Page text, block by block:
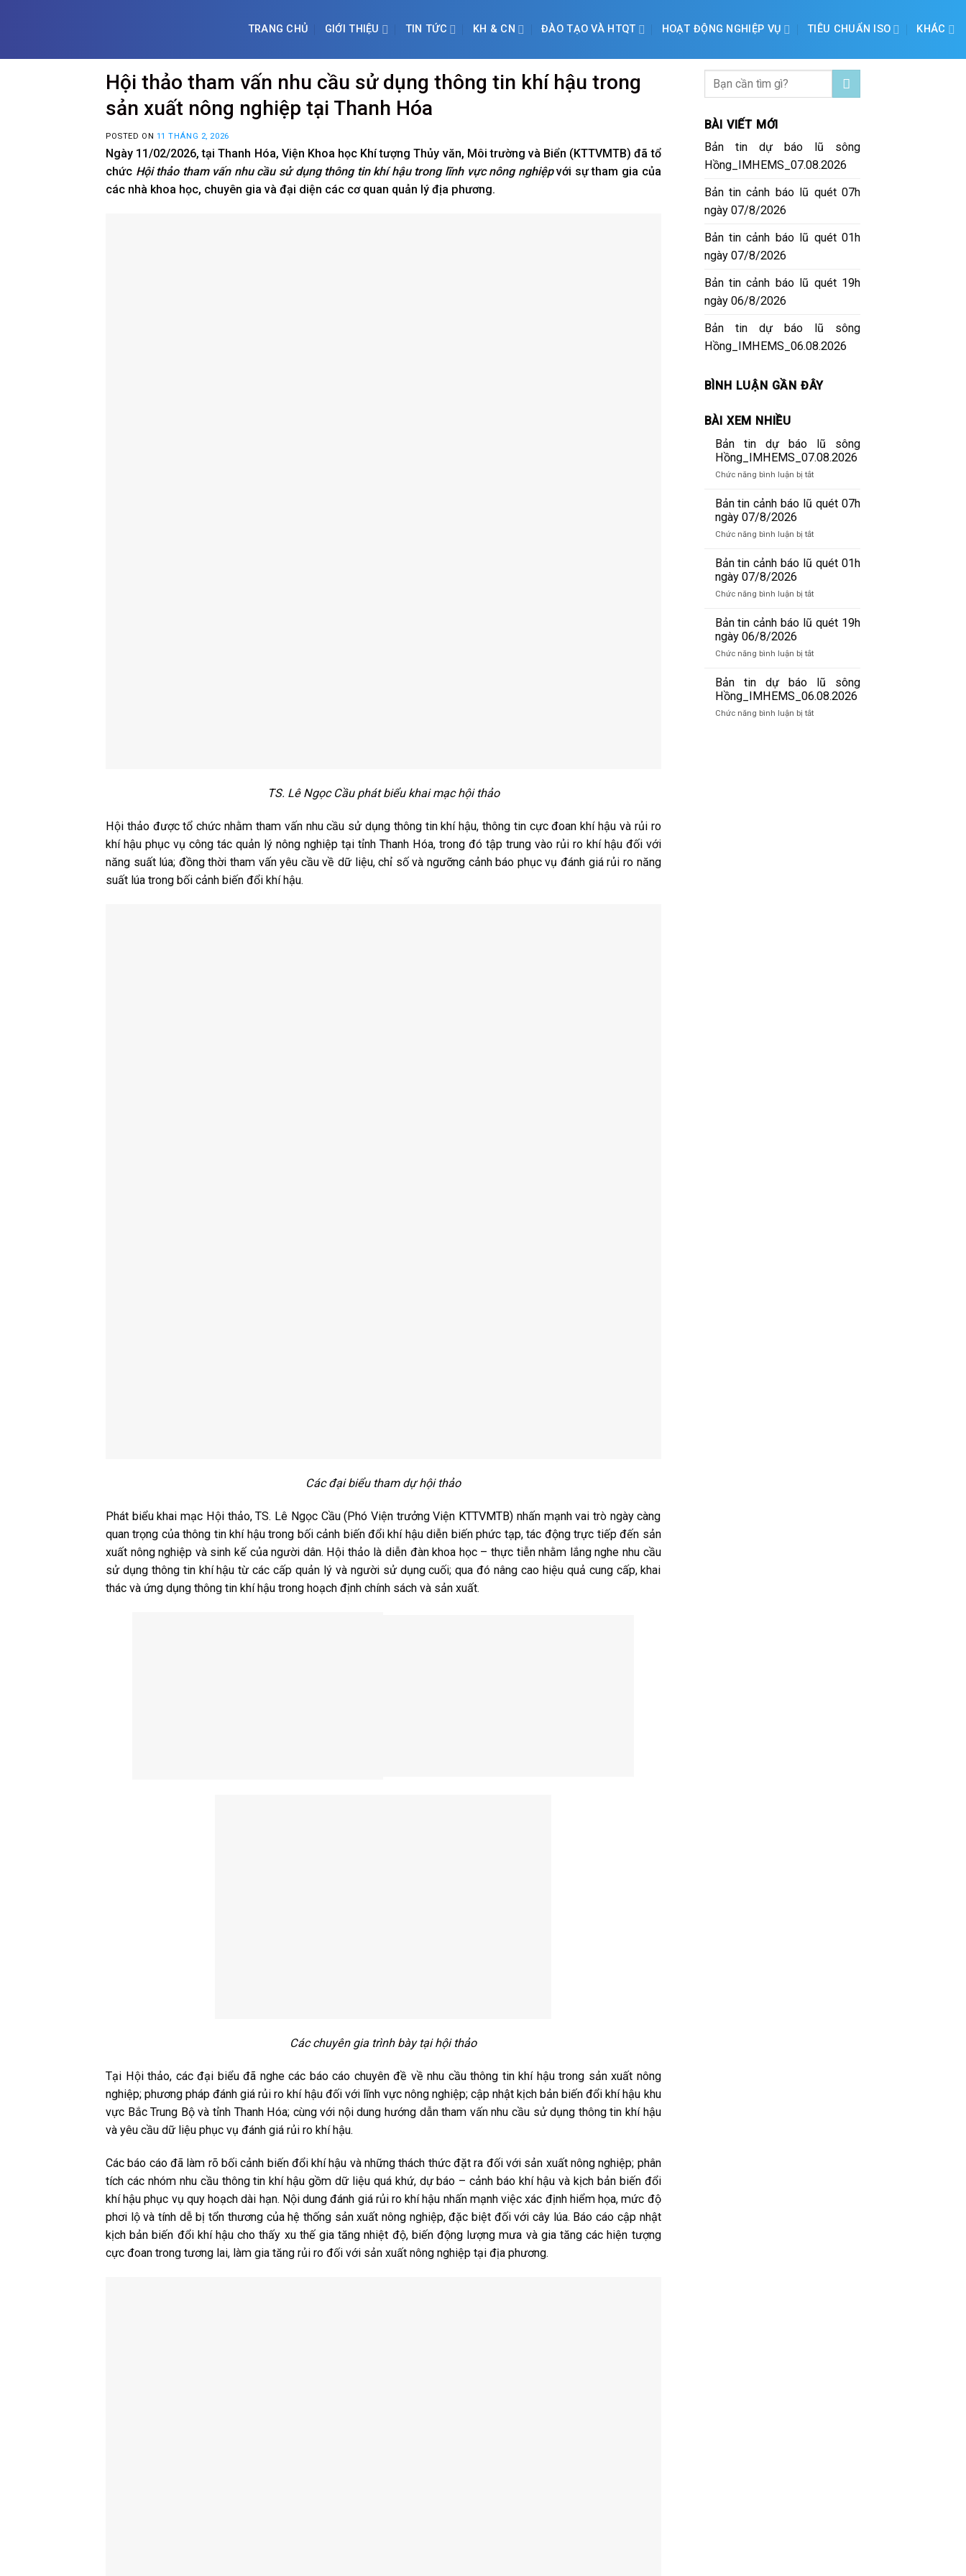
TRANG CHỦ GIỚI THIỆU TIN TỨC KH & CN ĐÀO TẠO VÀ HTQT HOẠT ĐỘNG NGHIỆP VỤ TIÊU CHUẨN ISO KHÁC
Hội thảo tham vấn nhu cầu sử dụng thông tin khí hậu trong
sản xuất nông nghiệp tại Thanh Hóa
POSTED ON 11 THÁNG 2, 2026
Ngày 11/02/2026, tại Thanh Hóa, Viện Khoa học Khí tượng Thủy văn, Môi trường và Biển (KTTVMTB) đã tổ
chức Hội thảo tham vấn nhu cầu sử dụng thông tin khí hậu trong lĩnh vực nông nghiệpvới sự tham gia của
các nhà khoa học, chuyên gia và đại diện các cơ quan quản lý địa phương.
TS. Lê Ngọc Cầu phát biểu khai mạc hội thảo
Hội thảo được tổ chức nhằm tham vấn nhu cầu sử dụng thông tin khí hậu, thông tin cực đoan khí hậu và rủi ro
khí hậu phục vụ công tác quản lý nông nghiệp tại tỉnh Thanh Hóa, trong đó tập trung vào rủi ro khí hậu đối với
năng suất lúa; đồng thời tham vấn yêu cầu về dữ liệu, chỉ số và ngưỡng cảnh báo phục vụ đánh giá rủi ro năng
suất lúa trong bối cảnh biến đổi khí hậu.
Các đại biểu tham dự hội thảo
Phát biểu khai mạc Hội thảo, TS. Lê Ngọc Cầu (Phó Viện trưởng Viện KTTVMTB) nhấn mạnh vai trò ngày càng
quan trọng của thông tin khí hậu trong bối cảnh biến đổi khí hậu diễn biến phức tạp, tác động trực tiếp đến sản
xuất nông nghiệp và sinh kế của người dân. Hội thảo là diễn đàn khoa học – thực tiễn nhằm lắng nghe nhu cầu
sử dụng thông tin khí hậu từ các cấp quản lý và người sử dụng cuối; qua đó nâng cao hiệu quả cung cấp, khai
thác và ứng dụng thông tin khí hậu trong hoạch định chính sách và sản xuất.
Các chuyên gia trình bày tại hội thảo
Tại Hội thảo, các đại biểu đã nghe các báo cáo chuyên đề về nhu cầu thông tin khí hậu trong sản xuất nông
nghiệp; phương pháp đánh giá rủi ro khí hậu đối với lĩnh vực nông nghiệp; cập nhật kịch bản biến đổi khí hậu khu
vực Bắc Trung Bộ và tỉnh Thanh Hóa; cùng với nội dung hướng dẫn tham vấn nhu cầu sử dụng thông tin khí hậu
và yêu cầu dữ liệu phục vụ đánh giá rủi ro khí hậu.
Các báo cáo đã làm rõ bối cảnh biến đổi khí hậu và những thách thức đặt ra đối với sản xuất nông nghiệp; phân
tích các nhóm nhu cầu thông tin khí hậu gồm dữ liệu quá khứ, dự báo – cảnh báo khí hậu và kịch bản biến đổi
khí hậu phục vụ quy hoạch dài hạn. Nội dung đánh giá rủi ro khí hậu nhấn mạnh việc xác định hiểm họa, mức độ
phơi lộ và tính dễ bị tổn thương của hệ thống sản xuất nông nghiệp, đặc biệt đối với cây lúa. Báo cáo cập nhật
kịch bản biến đổi khí hậu cho thấy xu thế gia tăng nhiệt độ, biến động lượng mưa và gia tăng các hiện tượng
cực đoan trong tương lai, làm gia tăng rủi ro đối với sản xuất nông nghiệp tại địa phương.
BÀI VIẾT MỚI
Bản tin dự báo lũ sông
Hồng_IMHEMS_07.08.2026
Bản tin cảnh báo lũ quét 07h
ngày 07/8/2026
Bản tin cảnh báo lũ quét 01h
ngày 07/8/2026
Bản tin cảnh báo lũ quét 19h
ngày 06/8/2026
Bản tin dự báo lũ sông
Hồng_IMHEMS_06.08.2026
BÌNH LUẬN GẦN ĐÂY
BÀI XEM NHIỀU
Bản tin dự báo lũ sông
Hồng_IMHEMS_07.08.2026
Chức năng bình luận bị tắtở
tin
dự
lũ
Hồng_IMHEMS_07.08.2026
Bản tin cảnh báo lũ quét 07h
ngày 07/8/2026
Chức năng bình luận bị tắtở
tin
cảnh
lũ
07h
07/8/2026
Bản tin cảnh báo lũ quét 01h
ngày 07/8/2026
Chức năng bình luận bị tắtở
tin
cảnh
lũ
01h
ngày
07/8/2026
Bản tin cảnh báo lũ quét 19h
ngày 06/8/2026
Chức năng bình luận bị tắtở
tin
cảnh
lũ
Bản tin dự báo lũ sông
Hồng_IMHEMS_06.08.2026
Chức năng bình luận bị tắtở